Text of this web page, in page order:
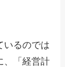
いるのでは
、「経営計